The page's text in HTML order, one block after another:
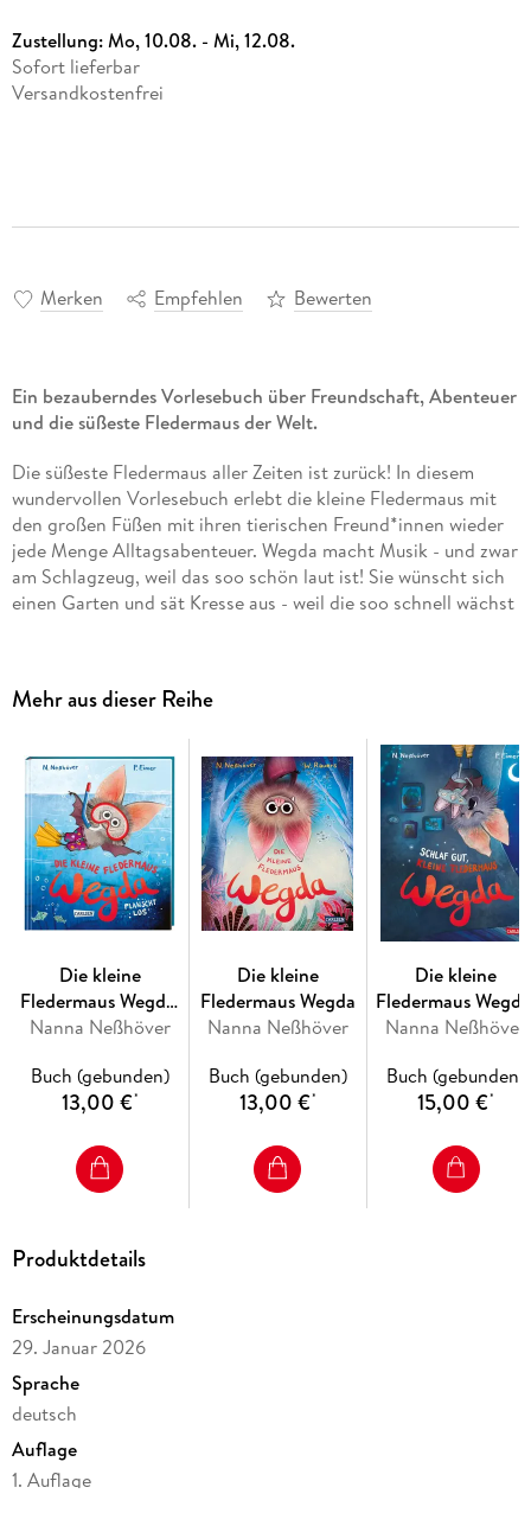
Zustellung:Mo, 10.08. - Mi, 12.08.
Sofort lieferbar
Versandkostenfrei
Merken Empfehlen Bewerten
Ein bezauberndes Vorlesebuch über Freundschaft, Abenteuer
und die süßeste Fledermaus der Welt.
Die süßeste Fledermaus aller Zeiten ist zurück! In diesem
wundervollen Vorlesebuch erlebt die kleine Fledermaus mit
den großen Füßen mit ihren tierischen Freund*innen wieder
jede Menge Alltagsabenteuer. Wegda macht Musik - und zwar
am Schlagzeug, weil das soo schön laut ist! Sie wünscht sich
einen Garten und sät Kresse aus - weil die soo schnell wächst
Waldtierturnen. Als Wegda traurig ist, wird sie getröstet. Und
als Biber Hilfe braucht, ist Wegda für ihn da!
Rückkehr der beliebten Fledermaus mit den großen Füßen
Witzige und herzerwärmende Alltagsabenteuer
Perfekt zum Vorlesen für Kinder ab 3 Jahren
Themen: Freundschaft, Hilfsbereitschaft und Spaß am
Entdecken
Charmant und liebevoll illustriert
Mit liebevollen, kurzen Geschichten über Freundschaft und
Hilfsbereitschaft begeistert Wegda erneut Kinder ab 3 Jahren
und Vorleser*innen jeden Alters.
Mehr aus dieser Reihe
Die kleine
Fledermaus Wegda:
Wegda planscht los
Nanna Neßhöver
Buch (gebunden)
13,00 €*
Die kleine
Fledermaus Wegda
Nanna Neßhöver
Buch (gebunden)
13,00 €*
Die kleine
Fledermaus
Schlaf gut, kleine
Nanna Neßhöver
Buch (gebunden)
15,00 €*
Produktdetails
Erscheinungsdatum
29. Januar 2026
Sprache
deutsch
Auflage
1. Auflage